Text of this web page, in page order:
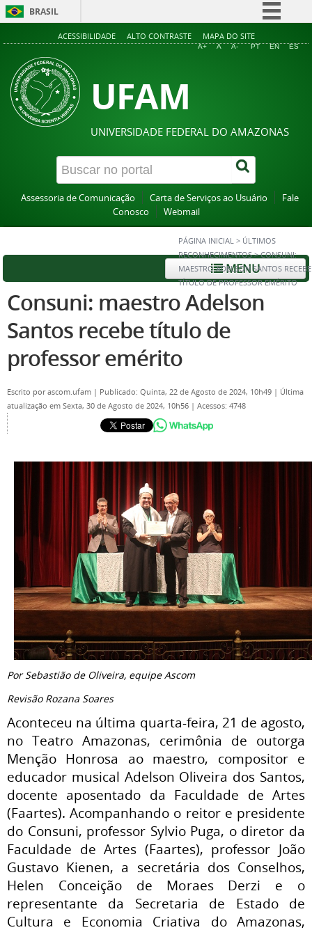
BRASIL
Simplifique!
Acesso à informação
ACESSIBILIDADE ALTO CONTRASTE MAPA DO SITE
A+ A A- PT EN ES
UFAM
UNIVERSIDADE FEDERAL DO AMAZONAS
Assessoria de Comunicação Carta de Serviços ao Usuário
Fale
Conosco
Webmail
PÁGINA INICIAL > ÚLTIMOS
RECONHECIMENTOS >CONSUNI:
MAESTRO ADELSON SANTOS RECEBE
TÍTULO DE PROFESSOR EMÉRITO
MENU
Consuni: maestro Adelson
Santos recebe título de
professor emérito
Escrito porascom.ufam | Publicado: Quinta, 22 de Agosto de 2024, 10h49 | Última
atualização em Sexta, 30 de Agosto de 2024, 10h56 | Acessos: 4748
Por Sebastião de Oliveira, equipe Ascom
Revisão Rozana Soares
Aconteceu na última quarta-feira, 21 de agosto,
no Teatro Amazonas, cerimônia de outorga
Menção Honrosa ao maestro, compositor e
educador musical Adelson Oliveira dos Santos,
docente aposentado da Faculdade de Artes
(Faartes). Acompanhando o reitor e presidente
do Consuni, professor Sylvio Puga, o diretor da
Faculdade de Artes (Faartes), professor João
Gustavo Kienen, a secretária dos Conselhos,
Helen Conceição de Moraes Derzi e o
representante da Secretaria de Estado de
Cultura e Economia Criativa do Amazonas,